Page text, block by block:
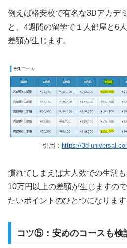
例えば格安校で有名な3Dアカデ
と、4週間の留学で１人部屋と6
差額が生じます。
引用： https://3d-
慣れてしまえば大人数での生活
10万円以上の差額が生じますの
たいポイントのひとつになります
コツ⑤：安めのコースも検